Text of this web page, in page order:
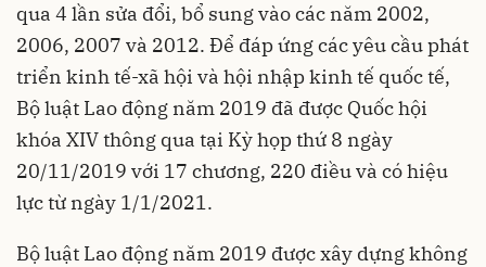
qua 4 lần sửa đổi, bổ sung vào các năm 2002,
2006, 2007 và 2012. Để đáp ứng các yêu cầu phát
triển kinh tế-xã hội và hội nhập kinh tế quốc tế,
Bộ luật Lao động năm 2019 đã được Quốc hội
khóa XIV thông qua tại Kỳ họp thứ 8 ngày
20/11/2019 với 17 chương, 220 điều và có hiệu
lực từ ngày 1/1/2021.
Bộ luật Lao động năm 2019 được xây dựng không